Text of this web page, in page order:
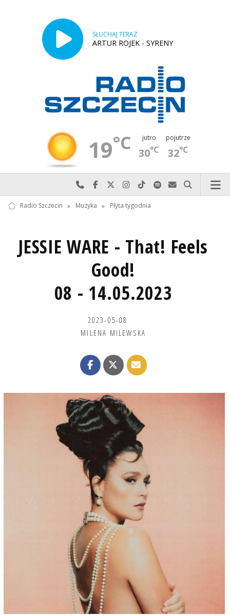
SŁUCHAJ TERAZ
ARTUR ROJEK - SYRENY
19°C jutro
30°C
pojutrze
32°C
Najlepiej po prostu do nas zadzwoń
Odwiedź nas na Facebook-u
Odwiedź nas na X
Odwiedź nas na Instagram-ie
Odwiedź nas na TikTok-u
Szukaj nas na Spotify
Wyślij do nas
Szukaj
Radio Szczecin » Muzyka » Płyta tygodnia
JESSIE WARE - That! Feels
Good!
08 - 14.05.2023
2023-05-08
MILENA MILEWSKA